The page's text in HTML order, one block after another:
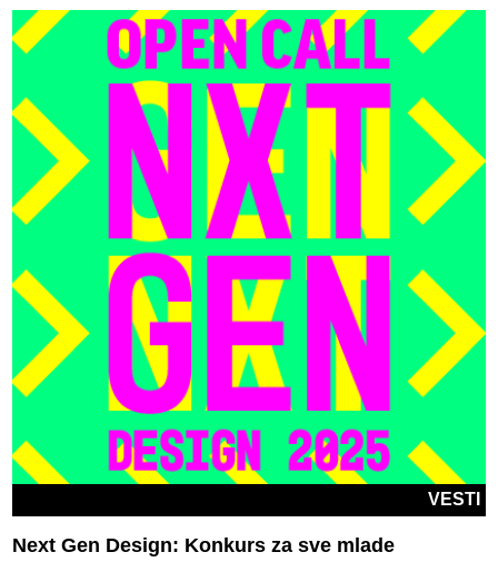
VESTI
Next Gen Design: Konkurs za sve mlade